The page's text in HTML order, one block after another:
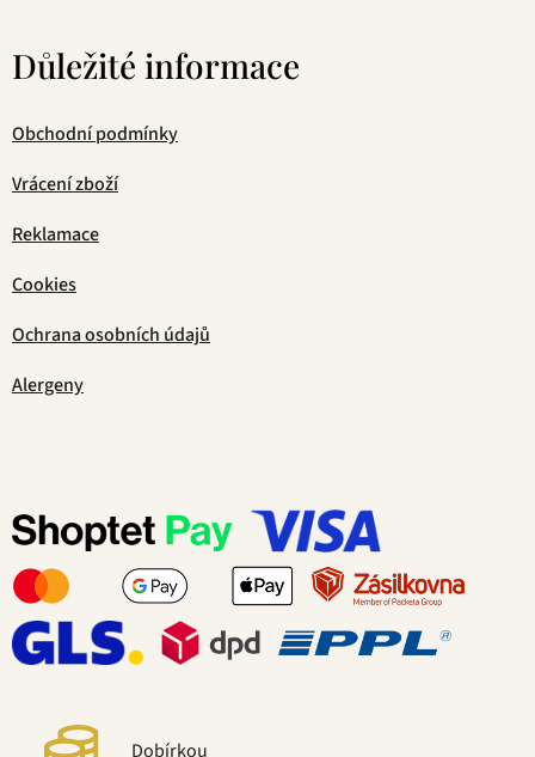
Důležité informace
Obchodní podmínky
Vrácení zboží
Reklamace
Cookies
Ochrana osobních údajů
Alergeny
Dobírkou